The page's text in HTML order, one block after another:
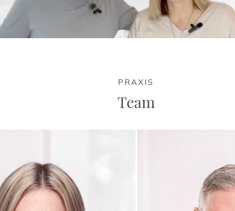
PRAXIS
Team